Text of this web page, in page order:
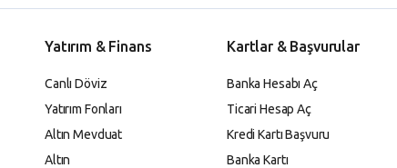
Yatırım & Finans
Canlı Döviz
Yatırım Fonları
Altın Mevduat
Altın
Kartlar & Başvurular
Banka Hesabı Aç
Ticari Hesap Aç
Kredi Kartı Başvuru
Banka Kartı